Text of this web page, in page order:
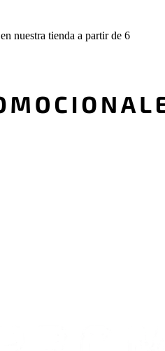
en nuestra tienda a partir de 6